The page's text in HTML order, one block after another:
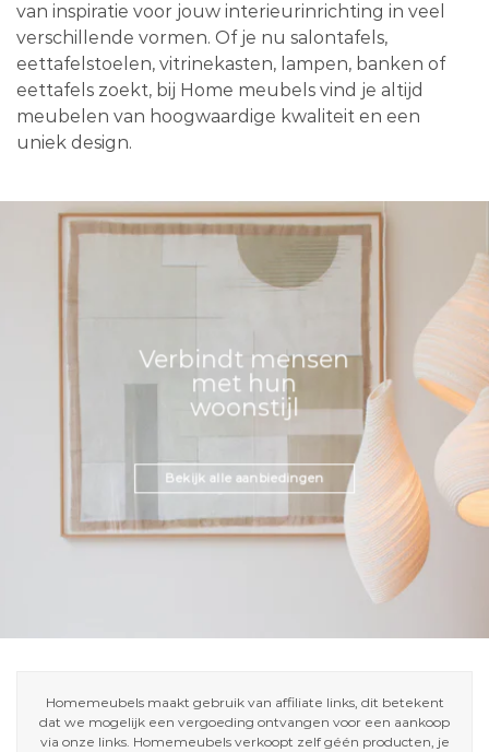
van inspiratie voor jouw interieurinrichting in veel
verschillende vormen. Of je nu salontafels,
eettafelstoelen, vitrinekasten, lampen, banken of
eettafels zoekt, bij Home meubels vind je altijd
meubelen van hoogwaardige kwaliteit en een
uniek design.
Verbindt mensen
met hun
woonstijl
Bekijk alle aanbiedingen
Homemeubels maakt gebruik van affiliate links, dit betekent
dat we mogelijk een vergoeding ontvangen voor een aankoop
via onze links. Homemeubels verkoopt zelf géén producten, je